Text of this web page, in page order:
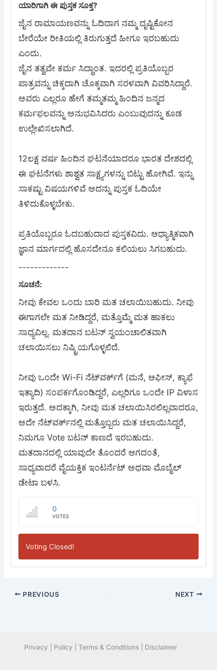
ಯಾರಿಗಾಗಿ ಈ ಪುಸ್ತಕ ಸೂಕ್ತ?
ಜೈನ ರಾಮಾಯಣವನ್ನು ಓದಿದಾಗ ನಮ್ಮ ದೃಷ್ಟಿಕೋನ
ಬೇರೆಯೇ ರೀತಿಯಲ್ಲಿ ತಿರುಗುತ್ತದೆ ಹೀಗೂ ಇರಬಹುದು
ಎಂದು.
ಜೈನ ತತ್ವವೇ ಕರ್ಮ ಸಿದ್ಧಾಂತ. ಇದರಲ್ಲಿ ಪ್ರತಿಯೊಬ್ಬರ
ಪಾತ್ರವನ್ನು ಚಿಕ್ಕದಾಗಿ ಚೊಕ್ಕವಾಗಿ ಸರಳವಾಗಿ ವಿವರಿಸಿದ್ದಾರೆ.
ಅವರು ಎಲ್ಲರೂ ಹೇಗೆ ತಮ್ಮತಮ್ಮ ಹಿಂದಿನ ಜನ್ಮದ
ಕರ್ಮಫಲವನ್ನು ಅನುಭವಿಸಿದರು ಎಂಬುವುದನ್ನು ಕೂಡ
ಉಲ್ಲೇಖಿಸಲಾಗಿದೆ.
12ಲಕ್ಷ ವರ್ಷ ಹಿಂದಿನ ಘಟನೆಯಾದರೂ ಭಾರತ ದೇಶದಲ್ಲಿ
ಈ ಘಟನೆಗಳು ಶಾಶ್ವತ ಸಾಕ್ಷ್ಯಗಳನ್ನು ಬಿಟ್ಟು ಹೋಗಿವೆ. ಇನ್ನು
ಸಾಕಷ್ಟು ವಿಷಯಗಳಿವೆ ಅದನ್ನು ಪುಸ್ತಕ ಓದಿಯೇ
ತಿಳಿದುಕೊಳ್ಳಬೇಕು.
ಪ್ರತಿಯೊಬ್ಬರೂ ಓದಬಹುದಾದ ಪುಸ್ತಕವಿದು. ಆಧ್ಯಾತ್ಮಿಕವಾಗಿ
ಜ್ಞಾನ ಮಾರ್ಗದಲ್ಲಿ ಹೊಸದೇನೂ ಕಲಿಯಲು ಸಿಗಬಹುದು.
-------------
ಸೂಚನೆ:
ನೀವು ಕೇವಲ ಒಂದು ಬಾರಿ ಮತ ಚಲಾಯಿಬಹುದು. ನೀವು
ಈಗಾಗಲೇ ಮತ ನೀಡಿದ್ದರೆ, ಮತ್ತೊಮ್ಮೆ ಮತ ಹಾಕಲು
ಸಾಧ್ಯವಿಲ್ಲ. ಮತದಾನ ಬಟನ್ ಸ್ವಯಂಚಾಲಿತವಾಗಿ
ಚಲಾಯಿಸಲು ನಿಷ್ಕ್ರಿಯಗೊಳ್ಳಲಿದೆ.
ನೀವು ಒಂದೇ Wi-Fi ನೆಟ್‌ವರ್ಕ್‍ಗೆ (ಮನೆ, ಆಫೀಸ್, ಕ್ಯಾಫೆ
ಇತ್ಯಾದಿ) ಸಂಪರ್ಕಗೊಂಡಿದ್ದರೆ, ಎಲ್ಲರಿಗೂ ಒಂದೇ IP ವಿಳಾಸ
ಇರುತ್ತದೆ. ಅದಕ್ಕಾಗಿ, ನೀವು ಮತ ಚಲಾಯಿಸಿರಲಿಲ್ಲವಾದರೂ,
ಅದೇ ನೆಟ್‌ವರ್ಕ್‌ನಲ್ಲಿ ಮತ್ತೊಬ್ಬರು ಮತ ಚಲಾಯಿಸಿದ್ದರೆ,
ನಿಮಗೂ Vote ಬಟನ್ ಕಾಣದೆ ಇರಬಹುದು.
ಮತದಾನದಲ್ಲಿ ಯಾವುದೇ ತೊಂದರೆ ಆಗದಂತೆ,
ಸಾಧ್ಯವಾದರೆ ವೈಯಕ್ತಿಕ ಇಂಟರ್ನೆಟ್ ಅಥವಾ ಮೊಬೈಲ್
ಡೇಟಾ ಬಳಸಿ.
0
VOTES
Voting Closed!
PREVIOUS NEXT
Privacy | Policy | Terms & Conditions | Disclaimer